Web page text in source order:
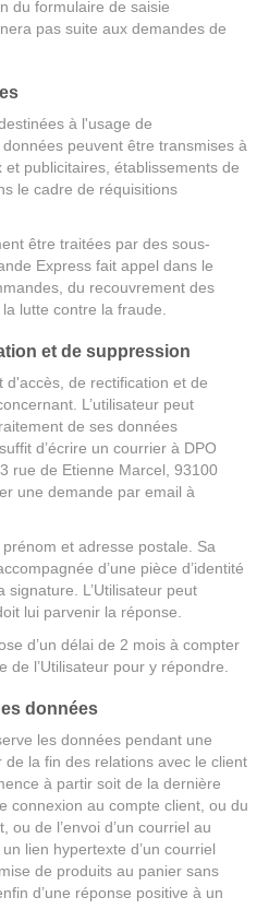
du formulaire de saisie
pas suite aux demandes de
à l'usage de
peuvent être transmises à
publicitaires, établissements de
le cadre de réquisitions
être traitées par des sous-
Express fait appel dans le
du recouvrement des
lutte contre la fraude.
et de suppression
d'accès, de rectification et de
L’utilisateur peut
de ses données
d’écrire un courrier à DPO
rue de Etienne Marcel, 93100
une demande par email à
et adresse postale. Sa
d’une pièce d’identité
L’Utilisateur peut
lui parvenir la réponse.
d’un délai de 2 mois à compter
l’Utilisateur pour y répondre.
données
les données pendant une
la fin des relations avec le client
à partir soit de la dernière
connexion au compte client, ou du
de l’envoi d’un courriel au
lien hypertexte d’un courriel
de produits au panier sans
d’une réponse positive à un